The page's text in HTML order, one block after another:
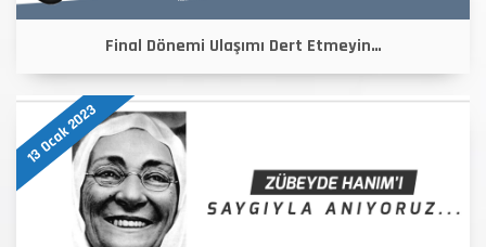
Final Dönemi Ulaşımı Dert Etmeyin…
13 Ocak 2023